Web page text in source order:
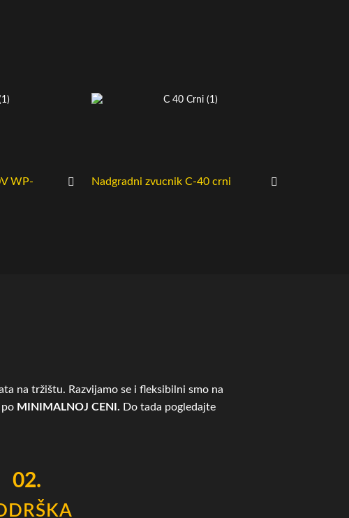
WP-
Nadgradni zvucnik C-40 crni
na tržištu. Razvijamo se i fleksibilni smo na
po MINIMALNOJ CENI. Do tada pogledajte
02.